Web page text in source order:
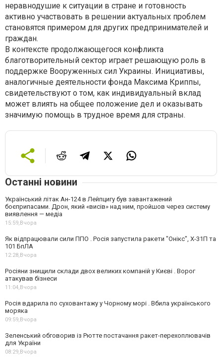
неравнодушие к ситуации в стране и готовность
активно участвовать в решении актуальных проблем
становятся примером для других предпринимателей и
граждан.
В контексте продолжающегося конфликта
благотворительный сектор играет решающую роль в
поддержке Вооруженных сил Украины. Инициативы,
аналогичные деятельности фонда Максима Криппы,
свидетельствуют о том, как индивидуальный вклад
может влиять на общее положение дел и оказывать
значимую помощь в трудное время для страны.
Останні новини
Український літак Ан-124 в Лейпцигу був завантажений
боєприпасами. Дрон, який «висів» над ним, пройшов через систему
виявлення — медіа
15:59, Вчора
Як відпрацювали сили ППО . Росія запустила ракети "Онікс", Х-31П та
101 БпЛА
12:28, Вчора
Росіяни знищили склади двох великих компаній у Києві . Ворог
атакував бізнеси
11:04, Вчора
Росія вдарила по суховантажу у Чорному морі . Вбила українського
моряка
09:59, Вчора
Зеленський обговорив із Рютте постачання ракет-перехоплювачів
для України
08:29, Вчора